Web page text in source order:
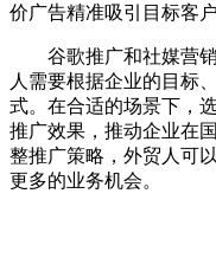
价广告精准吸引目标客户
谷歌推广和社媒营销
人需要根据企业的目标
式。在合适的场景下，
推广效果，推动企业在
整推广策略，外贸人可
更多的业务机会。